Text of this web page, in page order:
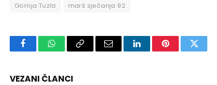
Gornja Tuzla marš sjećanja 92
FacebookWhatsAppCopy
Email LinkedInPinterest
VEZANI ČLANCI